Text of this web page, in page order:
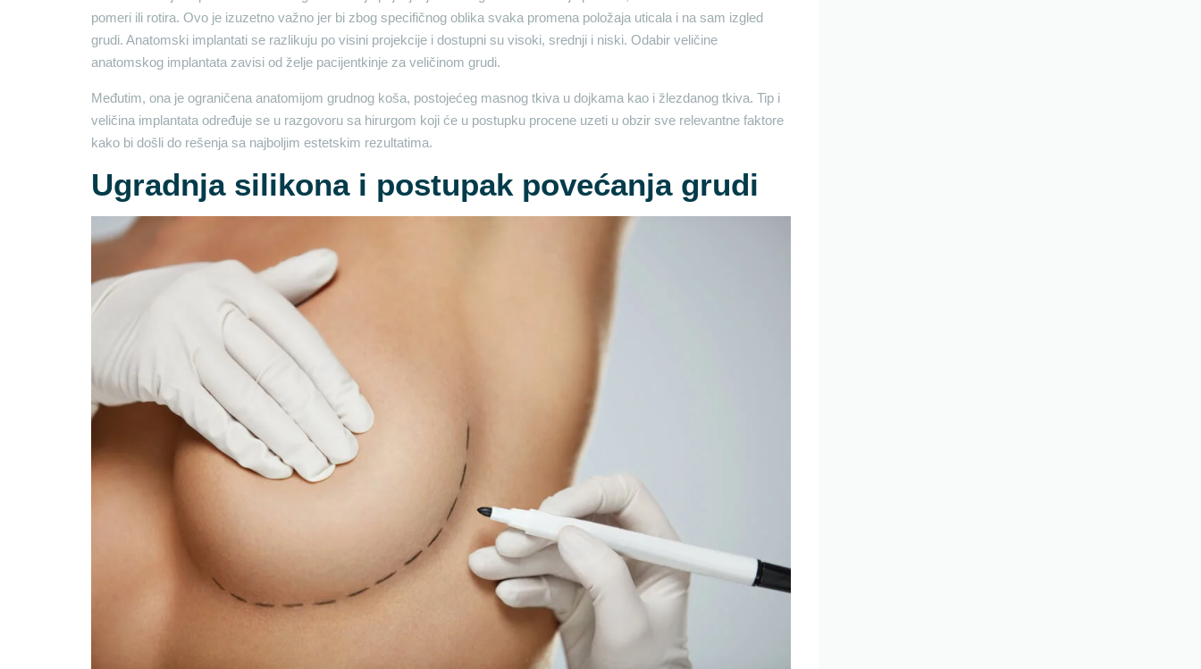
pomeri ili rotira. Ovo je izuzetno važno jer bi zbog specifičnog oblika svaka promena položaja uticala i na sam izgled
grudi. Anatomski implantati se razlikuju po visini projekcije i dostupni su visoki, srednji i niski. Odabir veličine
anatomskog implantata zavisi od želje pacijentkinje za veličinom grudi.
Međutim, ona je ograničena anatomijom grudnog koša, postojećeg masnog tkiva u dojkama kao i žlezdanog tkiva. Tip i
veličina implantata određuje se u razgovoru sa hirurgom koji će u postupku procene uzeti u obzir sve relevantne faktore
kako bi došli do rešenja sa najboljim estetskim rezultatima.
Ugradnja silikona i postupak povećanja grudi